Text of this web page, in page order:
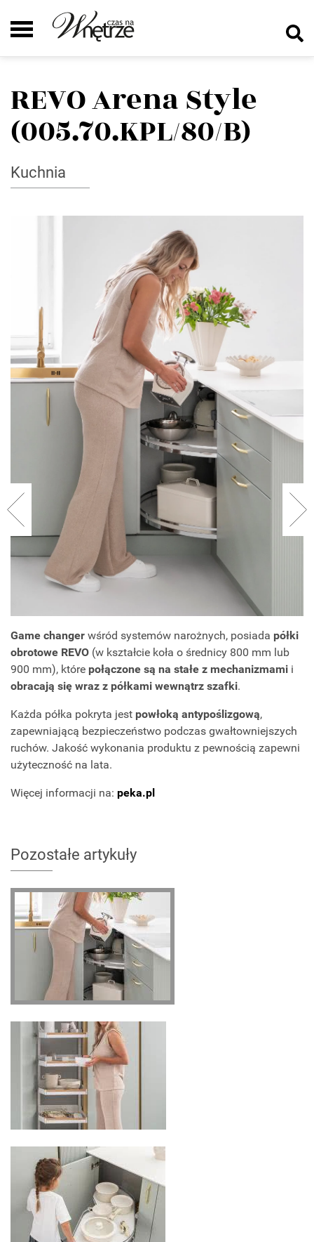
REVO Arena Style
(005.70.KPL/80/B)
Kuchnia
Game changer wśród systemów narożnych, posiada półki
obrotowe REVO (w kształcie koła o średnicy 800 mm lub
900 mm), które połączone są na stałe z mechanizmami i
obracają się wraz z półkami wewnątrz szafki.
Każda półka pokryta jest powłoką antypoślizgową,
zapewniającą bezpieczeństwo podczas gwałtowniejszych
ruchów. Jakość wykonania produktu z pewnością zapewni
użyteczność na lata.
Więcej informacji na: peka.pl
Pozostałe artykuły